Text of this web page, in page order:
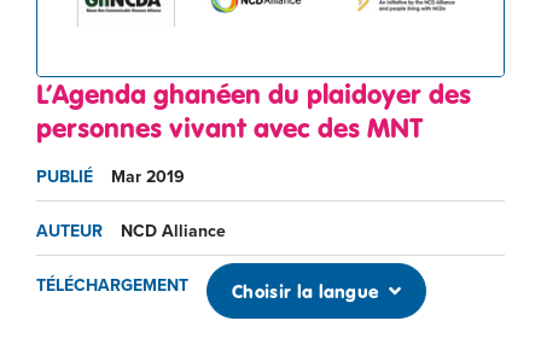
L’Agenda ghanéen du plaidoyer des
personnes vivant avec des MNT
PUBLIÉ Mar 2019
AUTEUR NCD Alliance
TÉLÉCHARGEMENT Choisir la langue